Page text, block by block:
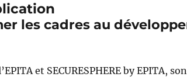
les cadres au
et SECURESPHERE by EPITA,